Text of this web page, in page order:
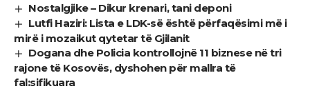
Nostalgjike – Dikur krenari, tani deponi
Lutfi Haziri: Lista e LDK-së është përfaqësimi më i
mirë i mozaikut qytetar të Gjilanit
Dogana dhe Policia kontrollojnë 11 biznese në tri
rajone të Kosovës, dyshohen për mallra të
fal:sifikuara